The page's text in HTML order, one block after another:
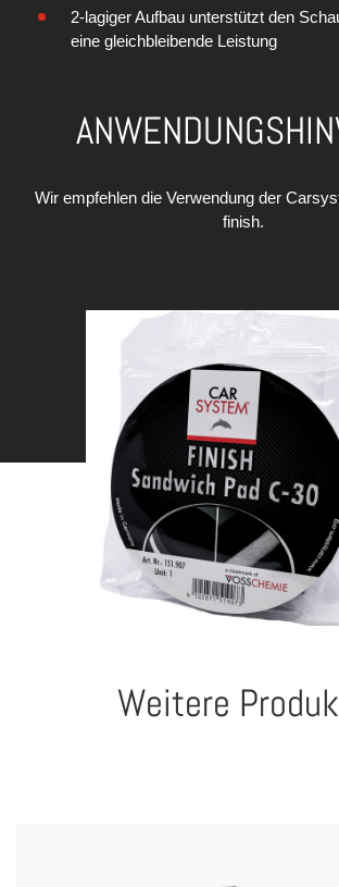
2-lagiger Aufbau unterstützt den
eine gleichbleibende Leistung
Wir empfehlen die Verwendung der
finish.
Weitere